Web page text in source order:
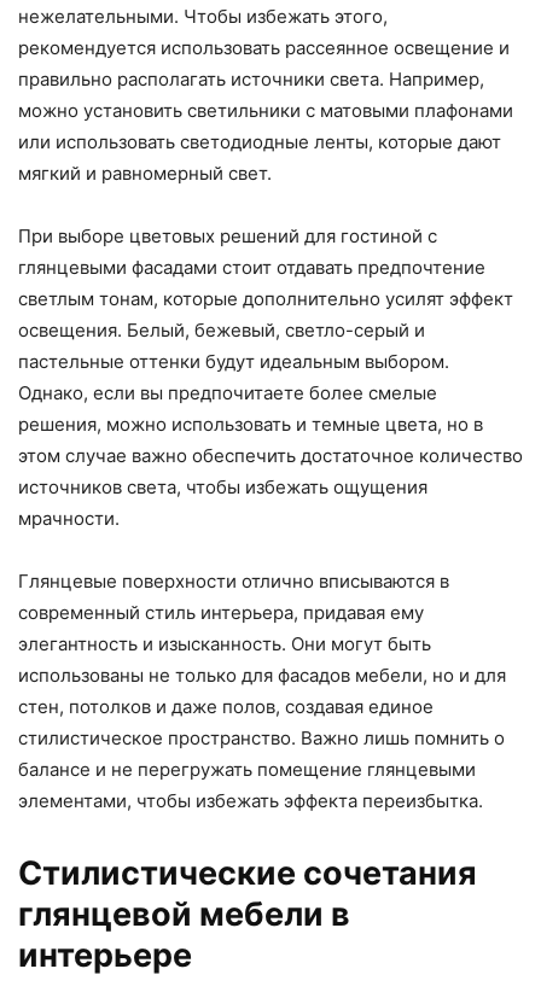
нежелательными. Чтобы избежать этого,
рекомендуется использовать рассеянное освещение и
правильно располагать источники света. Например,
можно установить светильники с матовыми плафонами
или использовать светодиодные ленты, которые дают
мягкий и равномерный свет.
При выборе цветовых решений для гостиной с
глянцевыми фасадами стоит отдавать предпочтение
светлым тонам, которые дополнительно усилят эффект
освещения. Белый, бежевый, светло-серый и
пастельные оттенки будут идеальным выбором.
Однако, если вы предпочитаете более смелые
решения, можно использовать и темные цвета, но в
этом случае важно обеспечить достаточное количество
источников света, чтобы избежать ощущения
мрачности.
Глянцевые поверхности отлично вписываются в
современный стиль интерьера, придавая ему
элегантность и изысканность. Они могут быть
использованы не только для фасадов мебели, но и для
стен, потолков и даже полов, создавая единое
стилистическое пространство. Важно лишь помнить о
балансе и не перегружать помещение глянцевыми
элементами, чтобы избежать эффекта переизбытка.
Стилистические сочетания
глянцевой мебели в
интерьере